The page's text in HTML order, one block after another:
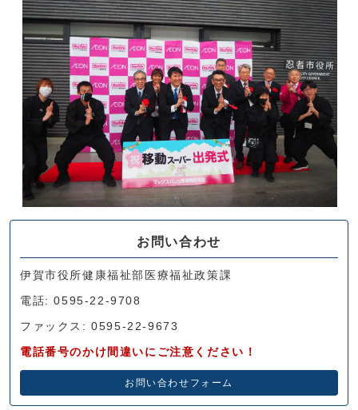
お問い合わせ
伊賀市役所健康福祉部医療福祉政策課
電話: 0595-22-9708
ファックス: 0595-22-9673
電話番号のかけ間違いにご注意ください！
お問い合わせフォーム